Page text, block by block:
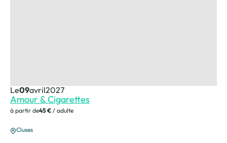
Amour & Cigarettes
à partir de45 € / adulte
Le09avril2027
Cluses